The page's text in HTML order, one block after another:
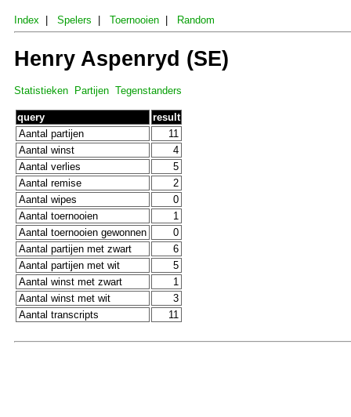
Index Spelers Toernooien Random
Henry Aspenryd (SE)
Statistieken Partijen Tegenstanders
query
result
Aantal partijen
11
Aantal winst
4
Aantal verlies
5
Aantal remise
2
Aantal wipes
0
Aantal toernooien
1
Aantal toernooien gewonnen
0
Aantal partijen met zwart
6
Aantal partijen met wit
5
Aantal winst met zwart
1
Aantal winst met wit
3
Aantal transcripts
11